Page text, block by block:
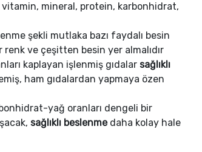
vitamin, mineral, protein, karbonhidrat,
şekli mutlaka bazı faydalı besin
ve çeşitten besin yer almalıdır
kaplayan işlenmiş gıdalar sağlıklı
ham gıdalardan yapmaya özen
yağ oranları dengeli bir
sağlıklı beslenmedaha kolay hale